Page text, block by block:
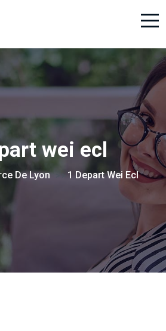
wei ecl
De Lyon 1 Depart Wei Ecl